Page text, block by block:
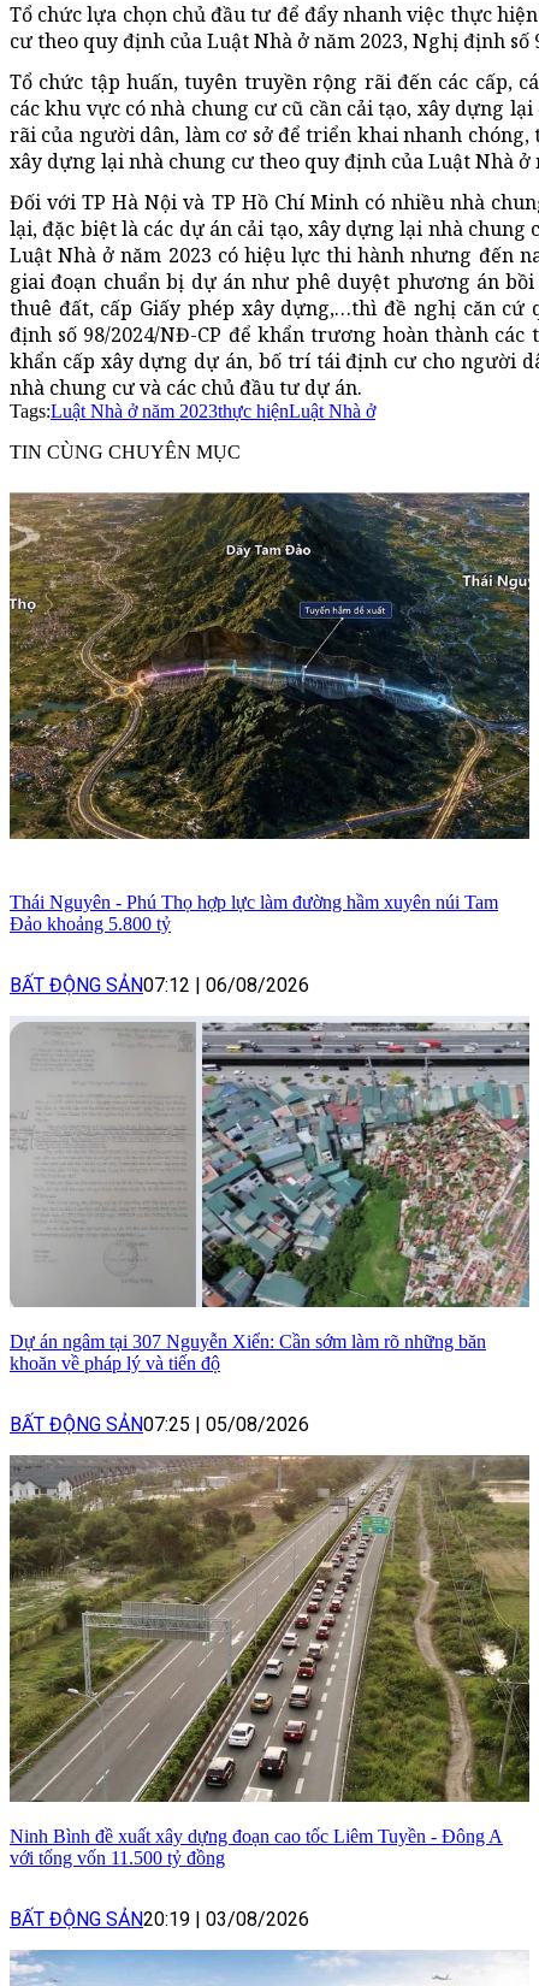
Tổ chức lựa chọn chủ đầu tư để đẩy nhanh việc thực
cư theo quy định của Luật Nhà ở năm 2023, Nghị định số
Tổ chức tập huấn, tuyên truyền rộng rãi đến các cấp,
các khu vực có nhà chung cư cũ cần cải tạo, xây dựng
rãi của người dân, làm cơ sở để triển khai nhanh chóng,
xây dựng lại nhà chung cư theo quy định của Luật Nhà ở
Đối với TP Hà Nội và TP Hồ Chí Minh có nhiều nhà
lại, đặc biệt là các dự án cải tạo, xây dựng lại nhà
Luật Nhà ở năm 2023 có hiệu lực thi hành nhưng đến
giai đoạn chuẩn bị dự án như phê duyệt phương án
thuê đất, cấp Giấy phép xây dựng,…thì đề nghị căn cứ
định số 98/2024/NĐ-CP để khẩn trương hoàn thành
khẩn cấp xây dựng dự án, bố trí tái định cư cho người
nhà chung cư và các chủ đầu tư dự án.
Tags:Luật Nhà ở năm 2023thực hiệnLuật Nhà ở
TIN CÙNG CHUYÊN MỤC
Thái Nguyên - Phú Thọ hợp lực làm đường hầm xuyên núi Tam
Đảo khoảng 5.800 tỷ
BẤT ĐỘNG SẢN07:12 06/08/2026
Dự án ngâm tại 307 Nguyễn Xiển: Cần sớm làm rõ những băn
khoăn về pháp lý và tiến độ
BẤT ĐỘNG SẢN07:25 | 05/08/2026
Ninh Bình đề xuất xây dựng đoạn cao tốc Liêm Tuyền - Đông A
với tổng vốn 11.500 tỷ đồng
BẤT ĐỘNG SẢN20:19 | 03/08/2026